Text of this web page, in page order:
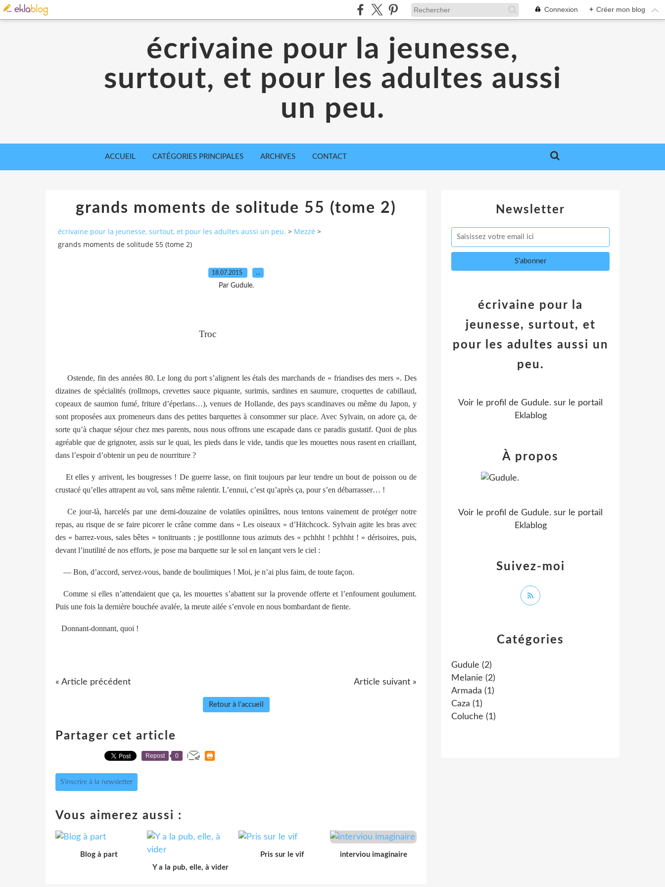
Connexion + Créer mon blog
écrivaine pour la jeunesse,
surtout, et pour les adultes aussi
un peu.
ACCUEIL CATÉGORIES PRINCIPALES ARCHIVES CONTACT
grands moments de solitude 55 (tome 2)
écrivaine pour la jeunesse, surtout, et pour les adultes aussi un peu. > Mezzé >
grands moments de solitude 55 (tome 2)
18.07.2015 …
Par Gudule.
Troc
Ostende, fin des années 80. Le long du port s’alignent les étals des marchands de « friandises des mers ». Des
dizaines de spécialités (rollmops, crevettes sauce piquante, surimis, sardines en saumure, croquettes de cabillaud,
copeaux de saumon fumé, friture d’éperlans…), venues de Hollande, des pays scandinaves ou même du Japon, y
sont proposées aux promeneurs dans des petites barquettes à consommer sur place. Avec Sylvain, on adore ça, de
sorte qu’à chaque séjour chez mes parents, nous nous offrons une escapade dans ce paradis gustatif. Quoi de plus
agréable que de grignoter, assis sur le quai, les pieds dans le vide, tandis que les mouettes nous rasent en criaillant,
dans l’espoir d’obtenir un peu de nourriture ?
Et elles y arrivent, les bougresses ! De guerre lasse, on finit toujours par leur tendre un bout de poisson ou de
crustacé qu’elles attrapent au vol, sans même ralentir. L’ennui, c’est qu’après ça, pour s’en débarrasser… !
Ce jour-là, harcelés par une demi-douzaine de volatiles opiniâtres, nous tentons vainement de protéger notre
repas, au risque de se faire picorer le crâne comme dans « Les oiseaux » d’Hitchcock. Sylvain agite les bras avec
des « barrez-vous, sales bêtes » tonitruants ; je postillonne tous azimuts des « pchhht ! pchhht ! » dérisoires, puis,
devant l’inutilité de nos efforts, je pose ma barquette sur le sol en lançant vers le ciel :
— Bon, d’accord, servez-vous, bande de boulimiques ! Moi, je n’ai plus faim, de toute façon.
Comme si elles n’attendaient que ça, les mouettes s’abattent sur la provende offerte et l’enfournent goulument.
Puis une fois la dernière bouchée avalée, la meute ailée s’envole en nous bombardant de fiente.
Donnant-donnant, quoi !
« Article précédent Article suivant »
Retour à l'accueil
Partager cet article
Repost 0
S'inscrire à la newsletter
Vous aimerez aussi :
Blog à part
Y a la pub, elle, à vider
Pris sur le vif interviou imaginaire
Newsletter
Catégories
Gudule (2)
Melanie (2)
Armada (1)
Caza (1)
Coluche (1)
écrivaine pour la
jeunesse, surtout, et
pour les adultes aussi un
peu.
Voir le profil de Gudule. sur le portail
Eklablog
Suivez-moi
À propos
Voir le profil de Gudule. sur le portail
Eklablog